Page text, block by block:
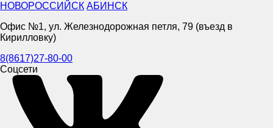
НОВОРОССИЙСК АБИНСК
Офис №1, ул. Железнодорожная петля, 79 (въезд в
Кирилловку)
8(8617)27-80-00
Соцсети